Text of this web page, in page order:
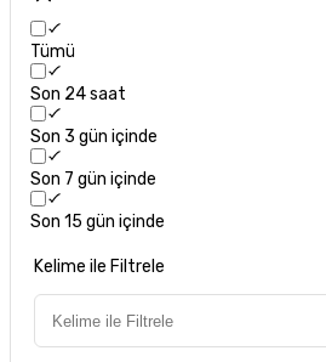
Tümü
Son 24 saat
Son 3 gün içinde
Son 7 gün içinde
Son 15 gün içinde
Kelime ile Filtrele